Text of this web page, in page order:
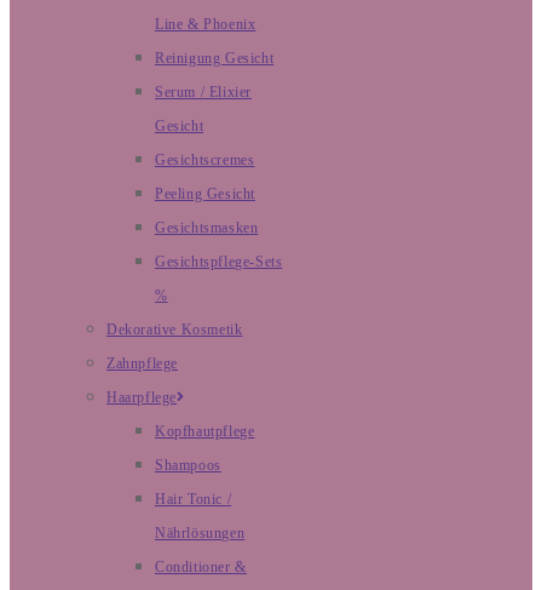
Line & Phoenix
Reinigung Gesicht
Serum / Elixier
Gesicht
Gesichtscremes
Peeling Gesicht
Gesichtsmasken
Gesichtspflege-Sets
%
Dekorative Kosmetik
Zahnpflege
Haarpflege
Kopfhautpflege
Shampoos
Hair Tonic /
Nährlösungen
Conditioner &